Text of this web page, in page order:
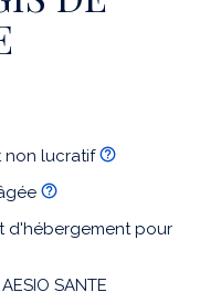
non lucratif
d'hébergement pour
SANTE